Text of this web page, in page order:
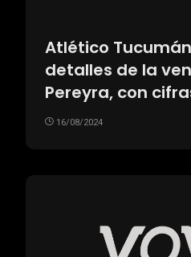
Atlético
detalles de la
Pereyra, con
16/08/2024